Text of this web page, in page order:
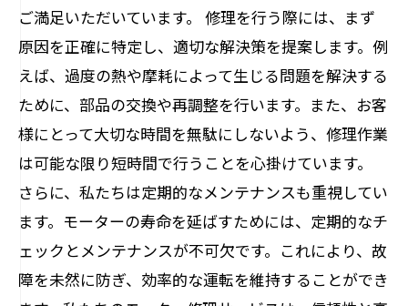
ご満足いただいています。 修理を行う際には、まず
原因を正確に特定し、適切な解決策を提案します。例
えば、過度の熱や摩耗によって生じる問題を解決する
ために、部品の交換や再調整を行います。また、お客
様にとって大切な時間を無駄にしないよう、修理作業
は可能な限り短時間で行うことを心掛けています。
さらに、私たちは定期的なメンテナンスも重視してい
ます。モーターの寿命を延ばすためには、定期的なチ
ェックとメンテナンスが不可欠です。これにより、故
障を未然に防ぎ、効率的な運転を維持することができ